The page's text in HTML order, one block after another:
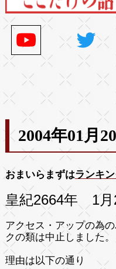
2004年01月
おまいらまずはランキ
皇紀2664年 1月
アクセス・アップの為
クの類は中止しました。
理由は以下の通り